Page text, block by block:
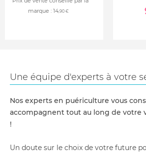
marque : 14,90 €
Une équipe d'experts à votre
Nos experts en puériculture vous
accompagnent tout au long de votre
!
Un doute sur le choix de votre future